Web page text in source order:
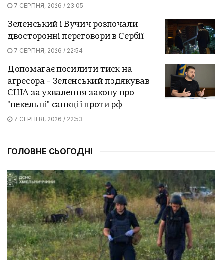
7 СЕРПНЯ, 2026 / 23:05
Зеленський і Вучич розпочали
двосторонні переговори в Сербії
7 СЕРПНЯ, 2026 / 22:54
Допомагає посилити тиск на
агресора – Зеленський подякував
США за ухвалення закону про
"пекельні" санкції проти рф
7 СЕРПНЯ, 2026 / 22:53
ГОЛОВНЕ СЬОГОДНІ